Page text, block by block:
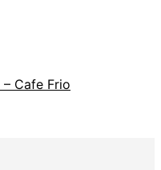
Cafe Frio